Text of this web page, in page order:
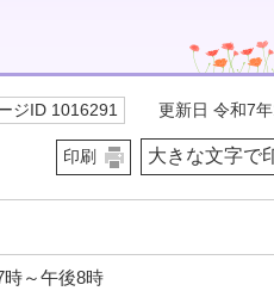
ジID 1016291 更新日 令和7年
印刷 大きな文字で
～午後8時